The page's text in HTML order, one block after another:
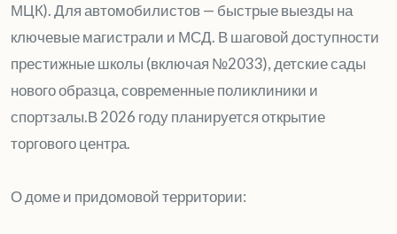
МЦК). Для автомобилистов — быстрые выезды на
ключевые магистрали и МСД. В шаговой доступности
престижные школы (включая №2033), детские сады
нового образца, современные поликлиники и
спортзалы.В 2026 году планируется открытие
торгового центра.
О доме и придомовой территории: